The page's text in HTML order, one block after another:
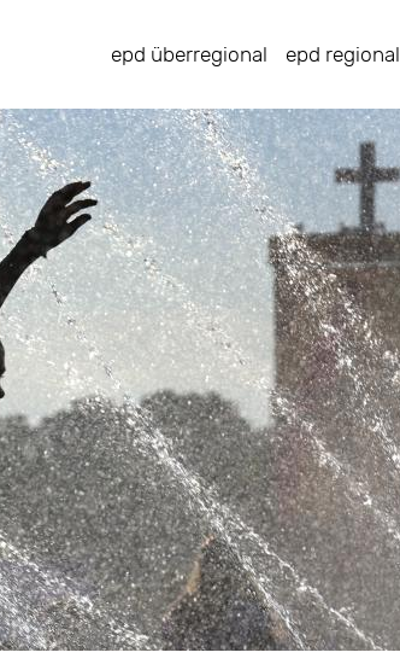
zum
epd überregional epd regional